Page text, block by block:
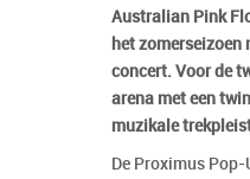
Australian Pink
het zomerseizoen
concert. Voor de
arena met een
muzikale
De Proximus